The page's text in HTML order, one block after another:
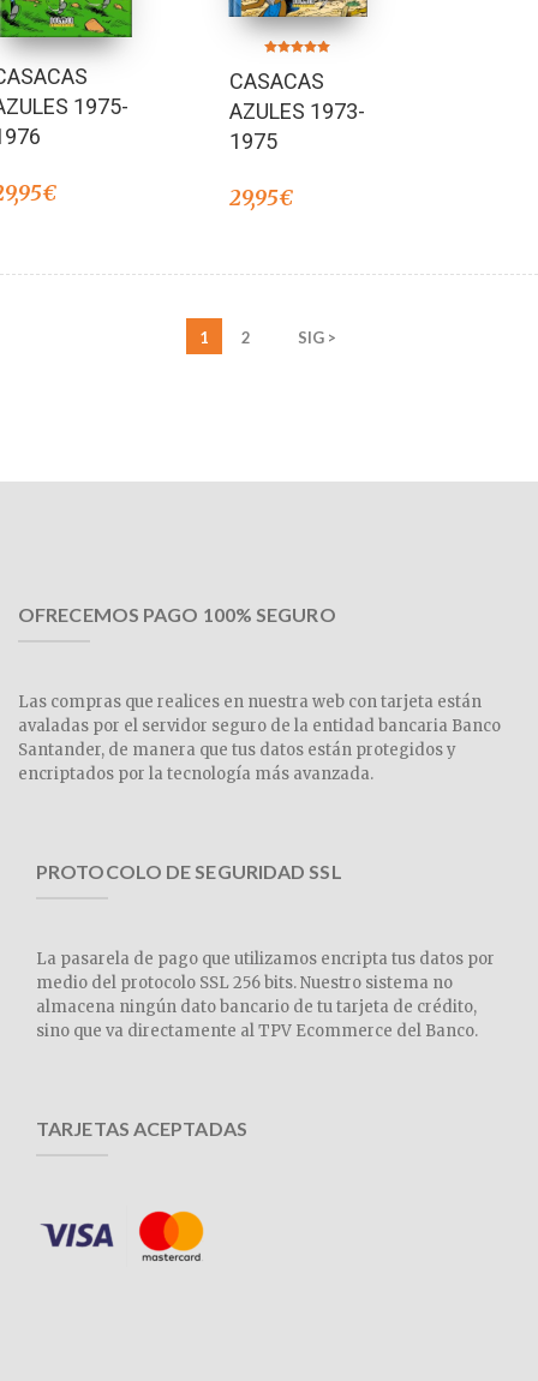
1975-
€
5.00
de 5
CASACAS
AZULES 1973-
1975
29,95€
1 2 SIG >
OFRECEMOS PAGO 100% SEGURO
Las compras que realices en nuestra web con tarjeta están
avaladas por el servidor seguro de la entidad bancaria Banco
Santander, de manera que tus datos están protegidos y
encriptados por la tecnología más avanzada.
PROTOCOLO DE SEGURIDAD SSL
La pasarela de pago que utilizamos encripta tus datos por
medio del protocolo SSL 256 bits. Nuestro sistema no
almacena ningún dato bancario de tu tarjeta de crédito,
sino que va directamente al TPV Ecommerce del Banco.
TARJETAS ACEPTADAS